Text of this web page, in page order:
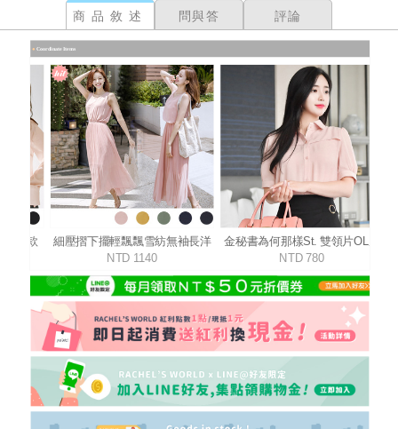
商品敘述 問與答 評論